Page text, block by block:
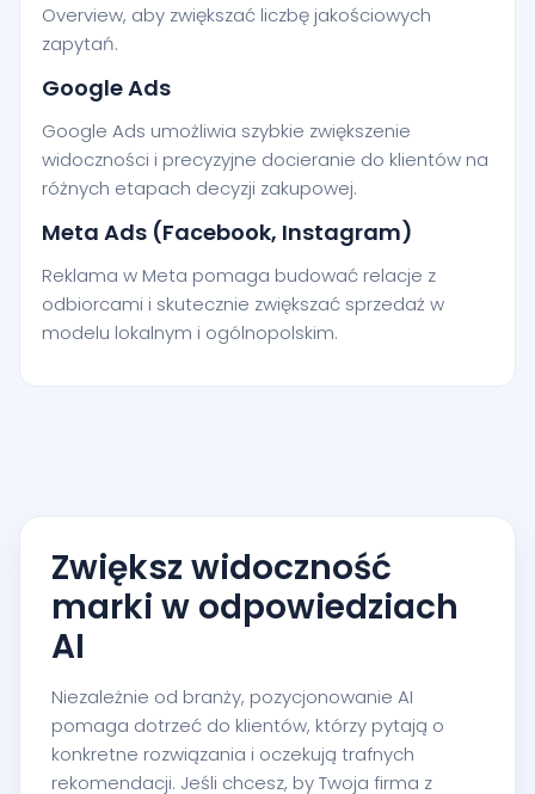
Overview, aby zwiększać liczbę jakościowych
zapytań.
Google Ads
Google Ads umożliwia szybkie zwiększenie
widoczności i precyzyjne docieranie do klientów na
różnych etapach decyzji zakupowej.
Meta Ads (Facebook, Instagram)
Reklama w Meta pomaga budować relacje z
odbiorcami i skutecznie zwiększać sprzedaż w
modelu lokalnym i ogólnopolskim.
Zwiększ widoczność
marki w odpowiedziach
AI
Niezależnie od branży, pozycjonowanie AI
pomaga dotrzeć do klientów, którzy pytają o
konkretne rozwiązania i oczekują trafnych
rekomendacji. Jeśli chcesz, by Twoja firma z